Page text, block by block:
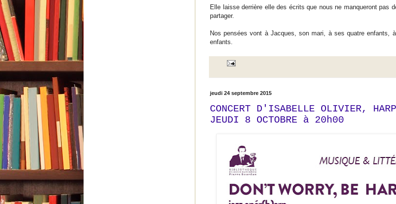
Elle laisse derrière elle des écrits que nous ne manqueront pas
partager.
Nos pensées vont à Jacques, son mari, à ses quatre enfants,
enfants.
jeudi 24 septembre 2015
CONCERT D'ISABELLE OLIVIER,
JEUDI 8 OCTOBRE à 20h00